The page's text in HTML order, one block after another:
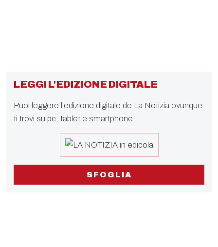
LEGGI L'EDIZIONE DIGITALE
Puoi leggere l'edizione digitale de La Notizia ovunque
ti trovi su pc, tablet e smartphone.
SFOGLIA